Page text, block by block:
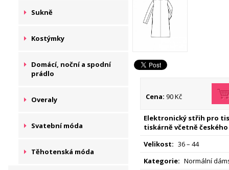
Sukně
Kostýmky
Domácí, noční a spodní
prádlo
Overaly
Svatební móda
Těhotenská móda
Cena: 90 Kč
Elektronický střih pro
tiskárně včetně českého
Velikost: 36 – 44
Kategorie: Normální